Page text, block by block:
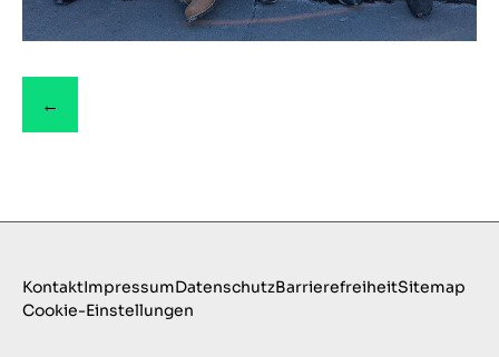
←
KontaktImpressumDatenschutzBarrierefreiheitSitemap
Cookie-Einstellungen